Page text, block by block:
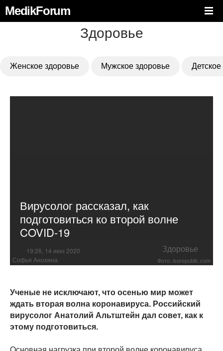
MedikForum
Здоровье
Женское здоровье Мужское здоровье
Вирусолог рассказал, как
подготовиться ко второй волне
COVID-19
19:26, 14 июн 2020 Здоровье
Софья Анохина Фото: isorepublic.com
Ученые не исключают, что осенью мир может
ждать вторая волна коронавируса. Российский
вирусолог Анатолий Альтштейн дал совет, как к
этому подготовиться.